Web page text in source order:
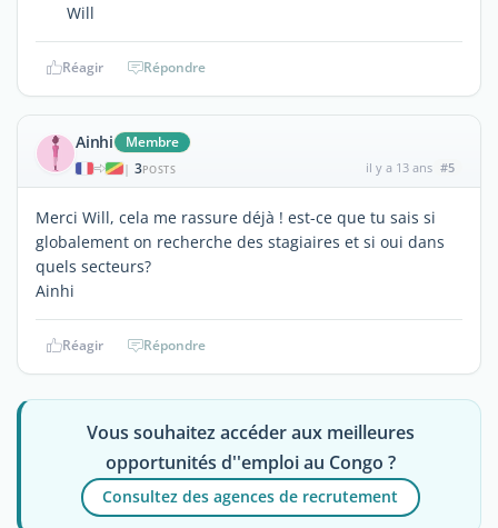
Will
Réagir Répondre
Ainhi Membre
| 3POSTS il y a 13 ans #5
Merci Will, cela me rassure déjà ! est-ce que tu sais si
globalement on recherche des stagiaires et si oui dans
quels secteurs?
Ainhi
Réagir Répondre
Vous souhaitez accéder aux meilleures
opportunités d''emploi au Congo ?
Consultez des agences de recrutement